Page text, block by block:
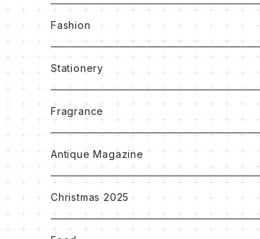
Rug
Others
Vintage Paint
Antique Wax
Fashion
Bag
Accessory
Clothes
Stationery
Notebook
Ribbon
Others
Fragrance
Antique Magazine
Christmas 2025